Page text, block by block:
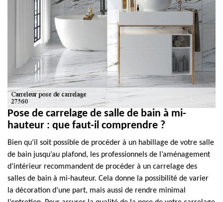
Pose de carrelage de salle de bain à mi-
hauteur : que faut-il comprendre ?
Bien qu’il soit possible de procéder à un habillage de votre salle
de bain jusqu’au plafond, les professionnels de l’aménagement
d’intérieur recommandent de procéder à un carrelage des
salles de bain à mi-hauteur. Cela donne la possibilité de varier
la décoration d’une part, mais aussi de rendre minimal